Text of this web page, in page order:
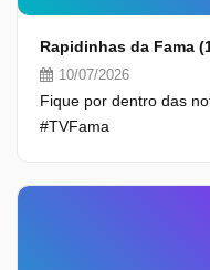
Rapidinhas da Fama
10/07/2026
Fique por dentro das
#TVFama